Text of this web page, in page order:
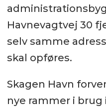
Havnevagtvej 30
selv samme
skal opføres.
Skagen Havn
nye rammer i brug